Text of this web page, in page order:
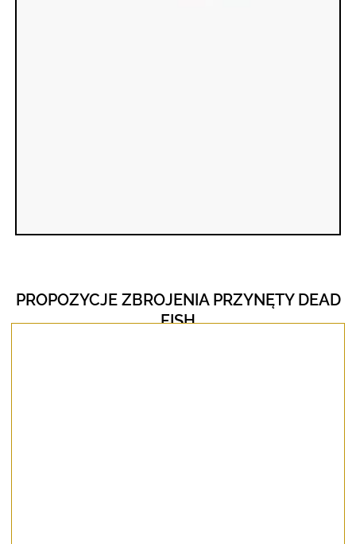
PROPOZYCJE ZBROJENIA PRZYNĘTY DEAD
FISH